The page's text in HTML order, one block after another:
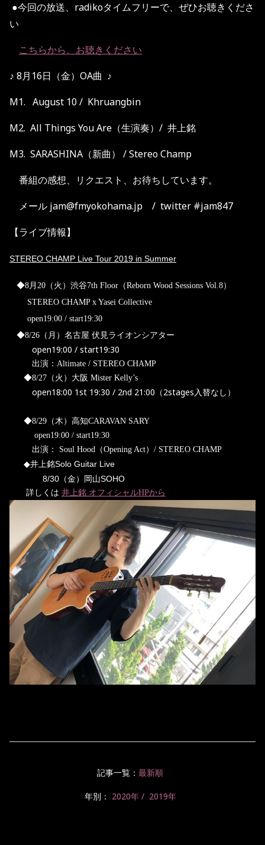
●今回の放送、radikoタイムフリーで、ぜひお聴きくださ
い
こちらから、お聴きください
♪ 8月16日（金）OA曲 ♪
M1. August 10 / Khruangbin
M2. All Things You Are（生演奏）/ 井上銘
M3. SARASHINA（新曲） / Stereo Champ
番組の感想、リクエスト、お待ちしています。
メール jam@fmyokohama.jp / twitter #jam847
【ライブ情報】
STEREO CHAMP Live Tour 2019 in Summer
◆8月20（火）渋谷7th Floor（Reborn Wood Sessions Vol.8）
STEREO CHAMP x Yasei Collective
open19:00 / start19:30
◆8/26 （月）名古屋 伏見ライオンシアター
open19:00 / start19:30
出演： Altimate / STEREO CHAMP
◆8/27（火）大阪 Mister Kelly’s
open18:00 1st 19:30 / 2nd 21:00 （ 2stages 入替なし）
◆8/29（木）高知CARAVAN SARY
open19:00 / start19:30
出演：
Soul Hood（Opening Act） / STEREO CHAMP
◆井上銘Solo Guitar Live
8/30（金）岡山SOHO
詳しくは 井上銘 オフィシャルHPから
記事一覧： 最新順
年別： 2020年 2019年